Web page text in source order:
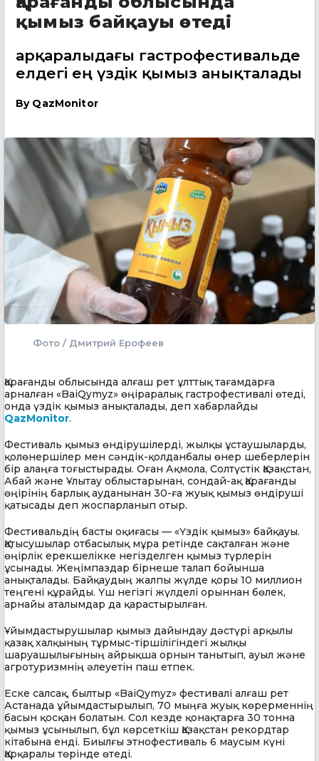
қымыз байқауы өтеді
Қарқаралыдағы гастрофестивальде
елдегі ең үздік қымыз анықталады
By QazMonitor
Фото / Дмитрий Ерофеев
Қарағанды облысында алғаш рет ұлттық тағамдарға
арналған «BaiQymyz» өңіраралық гастрофестивалі өтеді,
онда үздік қымыз анықталады, деп хабарлайды
QazMonitor.
Фестиваль қымыз өндірушілерді, жылқы ұстаушыларды,
қолөнершілер мен сәндік-қолданбалы өнер шеберлерін
бір алаңға тоғыстырады. Оған Ақмола, Солтүстік Қазақстан,
Абай және Ұлытау облыстарынан, сондай-ақ Қарағанды
өңірінің барлық ауданынан 30-ға жуық қымыз өндіруші
қатысады деп жоспарланып отыр.
Фестивальдің басты оқиғасы — «Үздік қымыз» байқауы.
Қатысушылар отбасылық мұра ретінде сақталған және
өңірлік ерекшелікке негізделген қымыз түрлерін
ұсынады. Жеңімпаздар бірнеше талап бойынша
анықталады. Байқаудың жалпы жүлде қоры 10 миллион
теңгені құрайды. Үш негізгі жүлделі орыннан бөлек,
арнайы аталымдар да қарастырылған.
Ұйымдастырушылар қымыз дайындау дәстүрі арқылы
қазақ халқының тұрмыс-тіршілігіндегі жылқы
шаруашылығының айрықша орнын танытып, ауыл және
агротуризмнің әлеуетін паш етпек.
Еске салсақ, былтыр «BaiQymyz» фестивалі алғаш рет
Астанада ұйымдастырылып, 70 мыңға жуық көрерменнің
басын қосқан болатын. Сол кезде қонақтарға 30 тонна
қымыз ұсынылып, бұл көрсеткіш Қазақстан рекордтар
кітабына енді. Биылғы этнофестиваль 6 маусым күні
Қарқаралы төрінде өтеді.